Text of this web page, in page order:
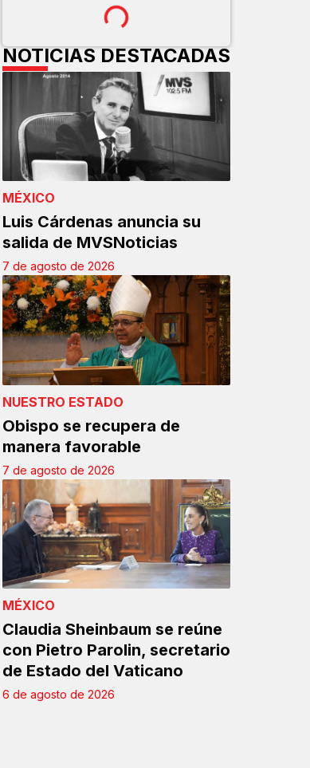
NOTICIAS DESTACADAS
MÉXICO
Luis Cárdenas anuncia su
salida de MVSNoticias
7 de agosto de 2026
NUESTRO ESTADO
Obispo se recupera de
manera favorable
7 de agosto de 2026
MÉXICO
Claudia Sheinbaum se reúne
con Pietro Parolin, secretario
de Estado del Vaticano
6 de agosto de 2026